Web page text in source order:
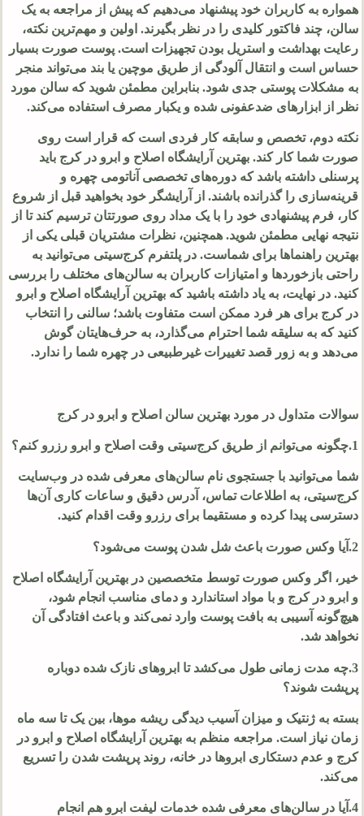
همواره به کاربران خود پیشنهاد می‌دهیم که پیش از مراجعه به یک
سالن، چند فاکتور کلیدی را در نظر بگیرند. اولین و مهم‌ترین نکته،
رعایت بهداشت و استریل بودن تجهیزات است. پوست صورت بسیار
حساس است و انتقال آلودگی از طریق موچین یا بند می‌تواند منجر
به مشکلات پوستی جدی شود. بنابراین مطمئن شوید که سالن مورد
نظر از ابزارهای ضدعفونی شده و یکبار مصرف استفاده می‌کند.
نکته دوم، تخصص و سابقه کار فردی است که قرار است روی
صورت شما کار کند. بهترین آرایشگاه اصلاح و ابرو در کرج باید
پرسنلی داشته باشد که دوره‌های تخصصی آناتومی چهره و
قرینه‌سازی را گذرانده باشند. از آرایشگر خود بخواهید قبل از شروع
کار، فرم پیشنهادی خود را با یک مداد روی صورتتان ترسیم کند تا از
نتیجه نهایی مطمئن شوید. همچنین، نظرات مشتریان قبلی یکی از
بهترین راهنماها برای شماست. در پلتفرم کرج‌سیتی می‌توانید به
راحتی بازخوردها و امتیازات کاربران به سالن‌های مختلف را بررسی
کنید. در نهایت، به یاد داشته باشید که بهترین آرایشگاه اصلاح و ابرو
در کرج برای هر فرد ممکن است متفاوت باشد؛ سالنی را انتخاب
کنید که به سلیقه شما احترام می‌گذارد، به حرف‌هایتان گوش
می‌دهد و به زور قصد تغییرات غیرطبیعی در چهره شما را ندارد.
سوالات متداول در مورد بهترین سالن اصلاح و ابرو در کرج
1.چگونه می‌توانم از طریق کرج‌سیتی وقت اصلاح و ابرو رزرو کنم؟
شما می‌توانید با جستجوی نام سالن‌های معرفی شده در وب‌سایت
کرج‌سیتی، به اطلاعات تماس، آدرس دقیق و ساعات کاری آن‌ها
دسترسی پیدا کرده و مستقیما برای رزرو وقت اقدام کنید.
2.آیا وکس صورت باعث شل شدن پوست می‌شود؟
خیر، اگر وکس صورت توسط متخصصین در بهترین آرایشگاه اصلاح
و ابرو در کرج و با مواد استاندارد و دمای مناسب انجام شود،
هیچ‌گونه آسیبی به بافت پوست وارد نمی‌کند و باعث افتادگی آن
نخواهد شد.
3.چه مدت زمانی طول می‌کشد تا ابروهای نازک شده دوباره
پرپشت شوند؟
بسته به ژنتیک و میزان آسیب دیدگی ریشه موها، بین یک تا سه ماه
زمان نیاز است. مراجعه منظم به بهترین آرایشگاه اصلاح و ابرو در
کرج و عدم دستکاری ابروها در خانه، روند پرپشت شدن را تسریع
می‌کند.
4.آیا در سالن‌های معرفی شده خدمات لیفت ابرو هم انجام